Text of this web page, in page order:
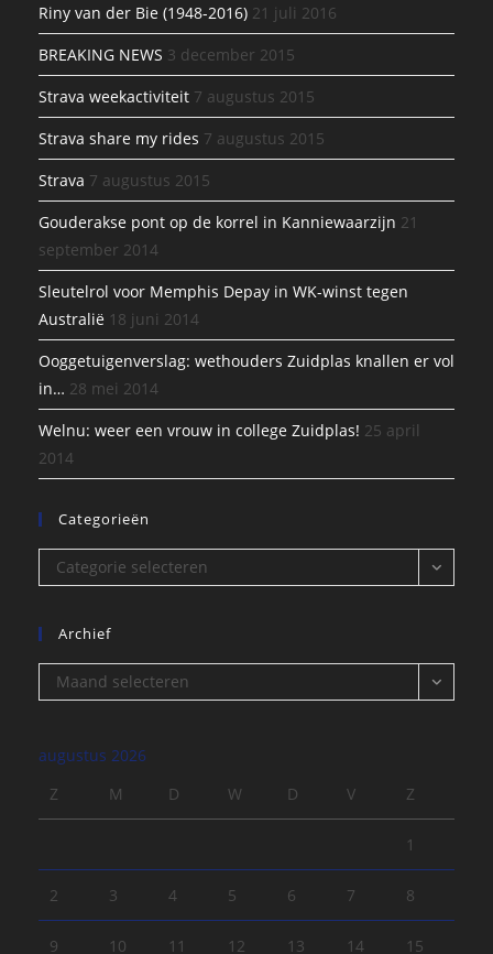
Riny van der Bie (1948-2016) 21 juli 2016
BREAKING NEWS 3 december 2015
Strava weekactiviteit 7 augustus 2015
Strava share my rides 7 augustus 2015
Strava 7 augustus 2015
Gouderakse pont op de korrel in Kanniewaarzijn 21
september 2014
Sleutelrol voor Memphis Depay in WK-winst tegen
Australië 18 juni 2014
Ooggetuigenverslag: wethouders Zuidplas knallen er vol
in… 28 mei 2014
Welnu: weer een vrouw in college Zuidplas! 25 april
2014
Categorieën
Categorieën
Categorie selecteren
Archief
Archief
Maand selecteren
augustus 2026
Z
M D W D V Z
1
2 3 4 5 6 7 8
9 10 11 12 13 14 15